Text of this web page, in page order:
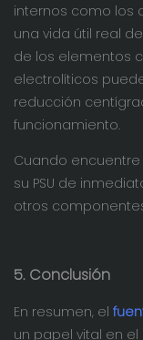
internos como los
una vida útil real
de los elementos
electrolíticos
reducción
funcionamiento.
Cuando
su PSU de
otros
5. Conclusión
En resumen, el
un papel vital en